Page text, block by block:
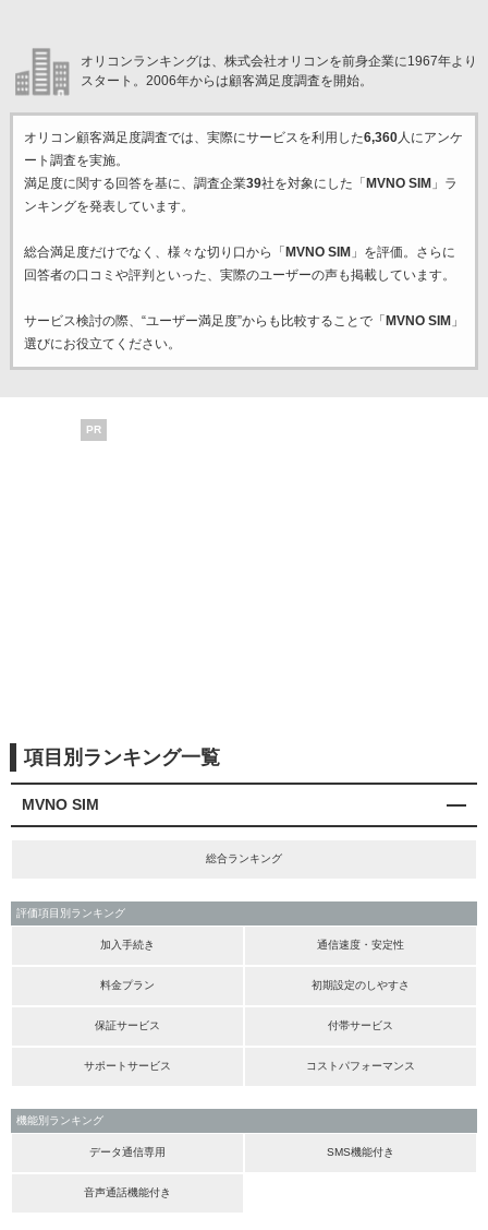
オリコンランキングは、株式会社オリコンを前身企業に1967年より
スタート。2006年からは顧客満足度調査を開始。
オリコン顧客満足度調査では、実際にサービスを利用した6,360人にアンケ
ート調査を実施。
満足度に関する回答を基に、調査企業39社を対象にした「 MVNO SIM 」ラ
ンキングを発表しています。
総合満足度だけでなく、様々な切り口から「 MVNO SIM 」を評価。さらに
回答者の口コミや評判といった、実際のユーザーの声も掲載しています。
サービス検討の際、“ユーザー満足度”からも比較することで「 MVNO SIM 」
選びにお役立てください。
PR
項目別ランキング一覧
MVNO SIM
総合ランキング
評価項目別ランキング
加入手続き 通信速度・安定性
料金プラン 初期設定のしやすさ
保証サービス 付帯サービス
サポートサービス コストパフォーマンス
機能別ランキング
データ通信専用 SMS機能付き
音声通話機能付き